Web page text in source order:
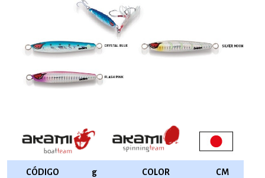
CÓDIGO g COLOR CM